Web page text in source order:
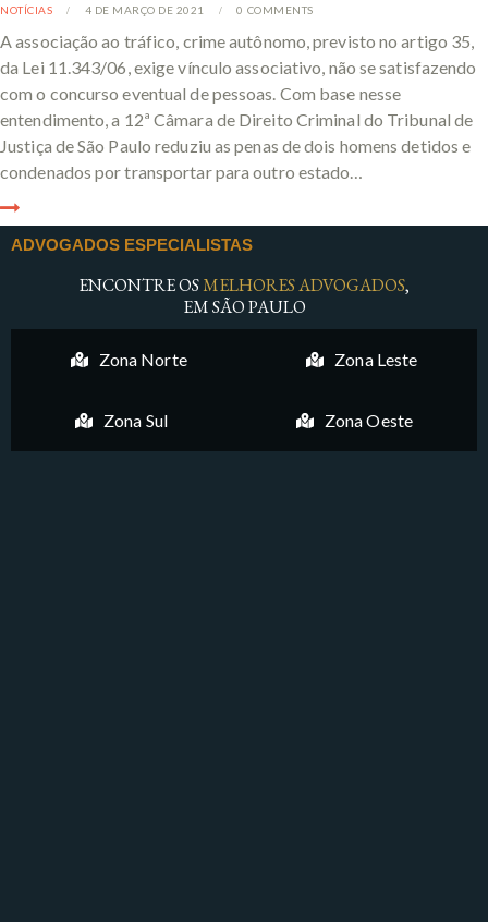
NOTÍCIAS 4 DE MARÇO DE 2021 0 COMMENTS
A associação ao tráfico, crime autônomo, previsto no artigo 35,
da Lei 11.343/06, exige vínculo associativo, não se satisfazendo
com o concurso eventual de pessoas. Com base nesse
entendimento, a 12ª Câmara de Direito Criminal do Tribunal de
Justiça de São Paulo reduziu as penas de dois homens detidos e
condenados por transportar para outro estado…
ADVOGADOS ESPECIALISTAS
ENCONTRE OSMELHORES ADVOGADOS,
EM SÃO PAULO
Zona Norte Zona Leste
Zona Sul Zona Oeste